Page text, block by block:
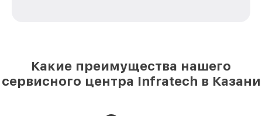
Какие преимущества нашего
сервисного центра Infratech в Казани